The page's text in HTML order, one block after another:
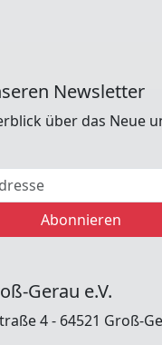
Newsletter
über das Neue
Abonnieren
Gerau e.V.
4 - 64521 Groß-